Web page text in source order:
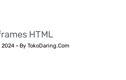
HTML
2024 • ByTokoDaring.Com